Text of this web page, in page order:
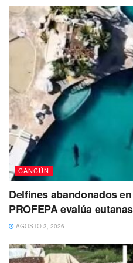
Te recomendamos leer:
representan la opción del
¿Cuáles fueron las
en marzo del 2022?
En marzo de 2022, las
personas de 18 años y más
su ciudad es inseguro
Zacatecas, Cuautitlán Izcalli,
97.1, 94.1, 91.7, 89.5, 87.6 y
CANCÚN
Delfines abandonados
PROFEPA evalúa
AGOSTO 3, 2026